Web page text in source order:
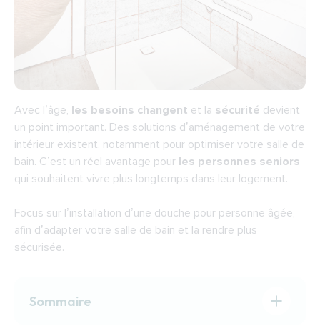
Avec l’âge, les besoins changent et la sécurité devient
un point important. Des solutions d’aménagement de votre
intérieur existent, notamment pour optimiser votre salle de
bain. C’est un réel avantage pour les personnes seniors
qui souhaitent vivre plus longtemps dans leur logement.
Focus sur l’installation d’une douche pour personne âgée,
afin d’adapter votre salle de bain et la rendre plus
sécurisée.
Sommaire